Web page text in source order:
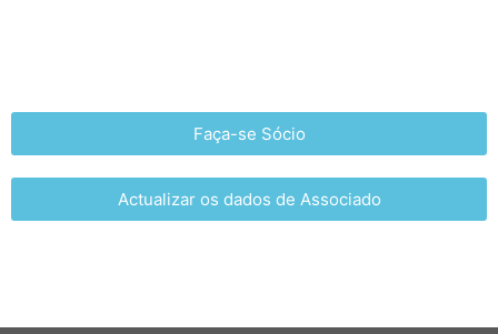
Faça-se Sócio
Actualizar os dados de Associado